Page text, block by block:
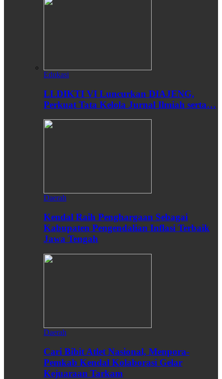
Edukasi
LLDIKTI VI Luncurkan DIAJENG,
Perkuat Tata Kelola Jurnal Ilmiah serta…
Daerah
Kendal Raih Penghargaan Sebagai
Kabupaten Pengendalian Inflasi Terbaik
Jawa Tengah
Daerah
Cari Bibit Atlet Nasional, Menpora-
Pemkab Kendal Kolaborasi Gelar
Kejuaraan Tarkam